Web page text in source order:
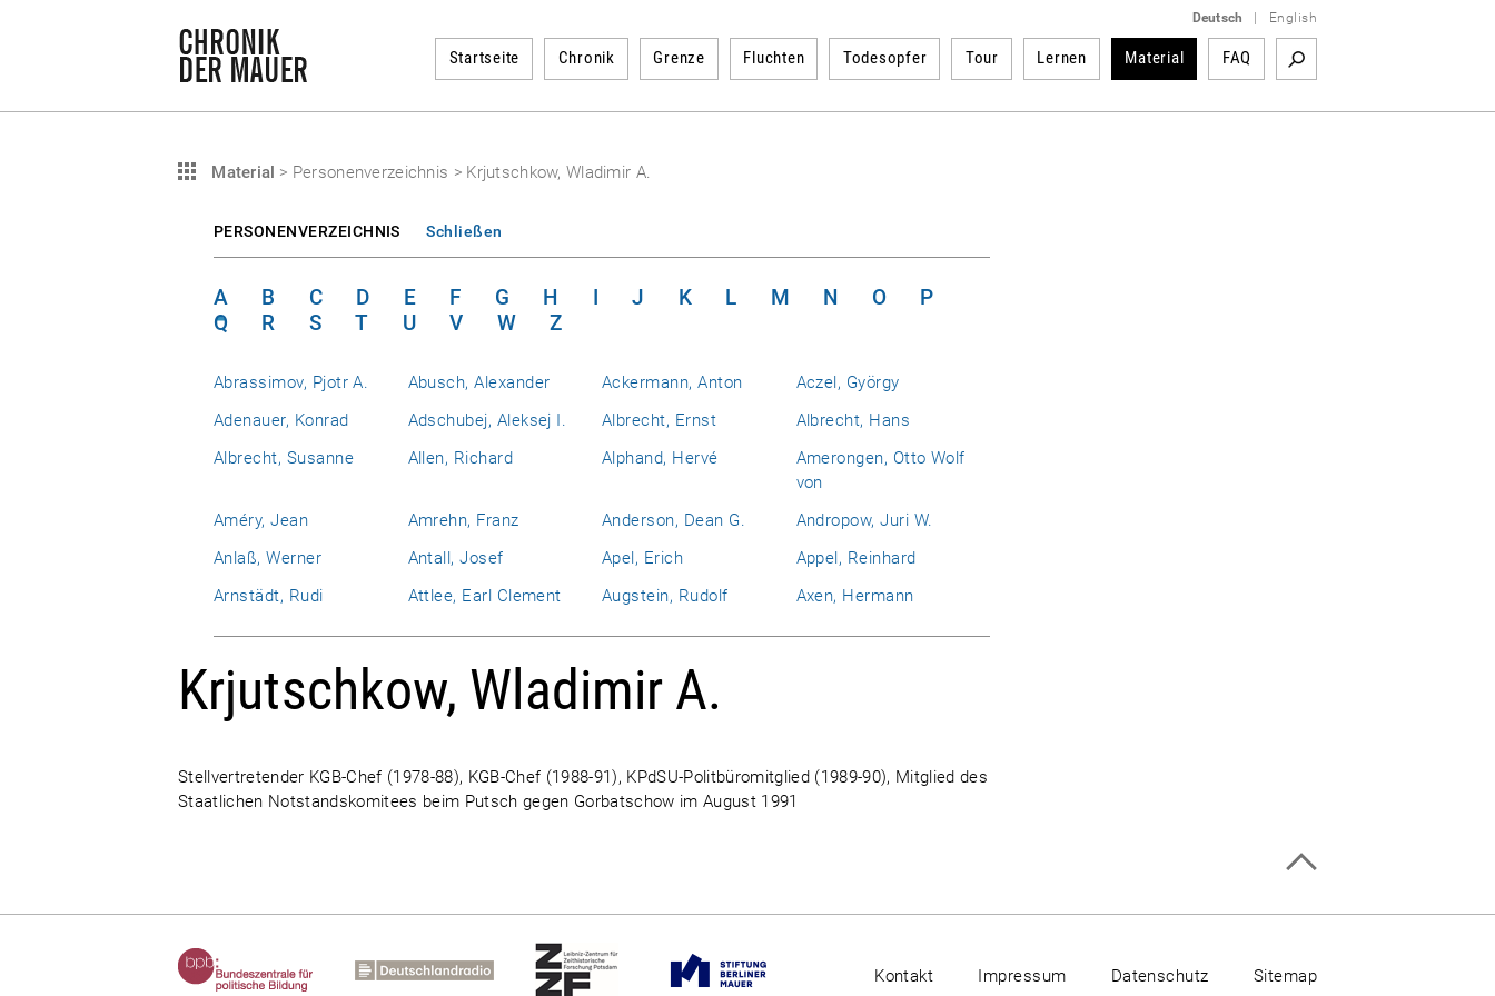
Deutsch English
Startseite Chronik Grenze Fluchten Todesopfer Tour Lernen Material FAQ
Material > Personenverzeichnis > Krjutschkow, Wladimir A.
PERSONENVERZEICHNIS Schließen
A B C D E F G H I J K L M N O
P
Q
R S T U V W Z
Abrassimov, Pjotr A. Abusch, Alexander Ackermann, Anton
Aczel, György
Adenauer, Konrad
Adschubej, Aleksej I. Albrecht, Ernst
Albrecht, Hans
Albrecht, Susanne
Allen, Richard Alphand, Hervé
Amerongen, Otto Wolf
von
Améry, Jean
Amrehn, Franz Anderson, Dean G.
Andropow, Juri W.
Anlaß, Werner
Antall, Josef Apel, Erich
Appel, Reinhard
Arnstädt, Rudi
Attlee, Earl Clement Augstein, Rudolf Axen, Hermann
Krjutschkow, Wladimir A.
Stellvertretender KGB-Chef (1978-88), KGB-Chef (1988-91), KPdSU-Politbüromitglied (1989-90), Mitglied des
Staatlichen Notstandskomitees beim Putsch gegen Gorbatschow im August 1991
Kontakt Impressum Datenschutz Sitemap